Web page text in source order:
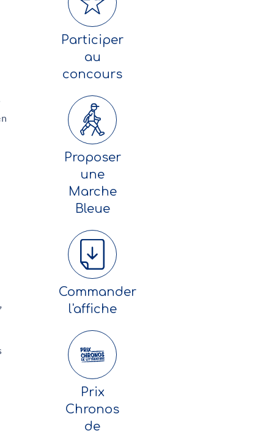
Participer
au
concours
Proposer
une
Marche
Bleue
Commander
l'affiche
Prix
Chronos
de